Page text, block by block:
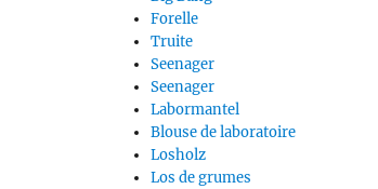
Forelle
Truite
Seenager
Seenager
Labormantel
Blouse de laboratoire
Losholz
Los de grumes